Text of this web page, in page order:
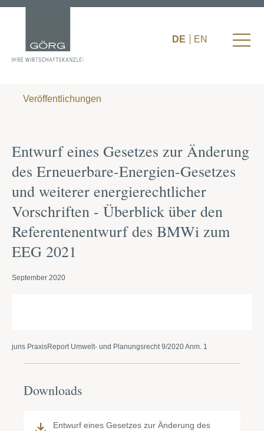
DE EN
Veröffentlichungen
Entwurf eines Gesetzes zur Änderung
des Erneuerbare-Energien-Gesetzes
und weiterer energierechtlicher
Vorschriften - Überblick über den
Referentenentwurf des BMWi zum
EEG 2021
September 2020
juris PraxisReport Umwelt- und Planungsrecht 9/2020 Anm. 1
Downloads
Entwurf eines Gesetzes zur Änderung des